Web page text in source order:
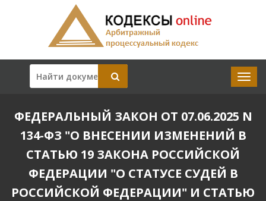
ФЕДЕРАЛЬНЫЙ ЗАКОН ОТ 07.06.2025 N
134-ФЗ "О ВНЕСЕНИИ ИЗМЕНЕНИЙ В
СТАТЬЮ 19 ЗАКОНА РОССИЙСКОЙ
ФЕДЕРАЦИИ "О СТАТУСЕ СУДЕЙ В
РОССИЙСКОЙ ФЕДЕРАЦИИ" И СТАТЬЮ